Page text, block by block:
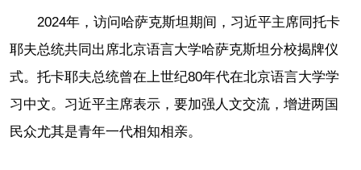
2024年，访问哈萨克斯坦期间，习近平主席同托卡
耶夫总统共同出席北京语言大学哈萨克斯坦分校揭牌仪
式。托卡耶夫总统曾在上世纪80年代在北京语言大学学
习中文。习近平主席表示，要加强人文交流，增进两国
民众尤其是青年一代相知相亲。